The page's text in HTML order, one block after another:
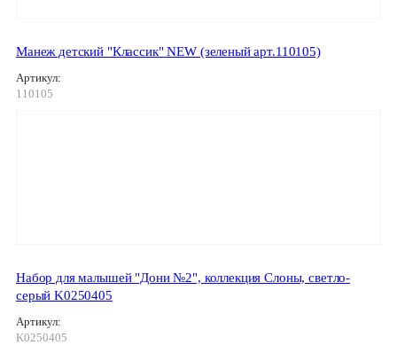
Манеж детский "Классик" NEW (зеленый арт.110105)
Артикул:
110105
Набор для малышей "Дони №2", коллекция Слоны, светло-
серый K0250405
Артикул:
K0250405